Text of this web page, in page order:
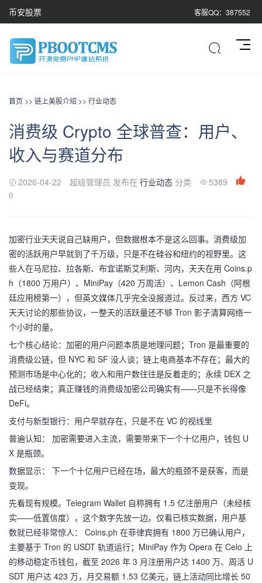
币安股票 客服QQ：387552
首页 >> 链上美股介绍 >> 行业动态
消费级 Crypto 全球普查：用户、
收入与赛道分布
2026-04-22 超级管理员 发布在 行业动态 分类 5389
0
加密行业天天说自己缺用户，但数据根本不是这么回事。消费级加
密的活跃用户早就到了千万级，只是不在硅谷和纽约的视野里。这
些人在马尼拉、拉各斯、布宜诺斯艾利斯、河内，天天在用 Coins.p
h（1800 万用户）、MiniPay（420 万周活）、Lemon Cash（阿根
廷应用榜第一），但英文媒体几乎完全没报道过。反过来，西方 VC
天天讨论的那些协议，一整天的活跃量还不够 Tron 影子清算网络一
个小时的量。
七个核心结论：加密的用户问题本质是地理问题；Tron 是最重要的
消费级公链，但 NYC 和 SF 没人谈；链上电商基本不存在；最大的
预测市场是中心化的；收入和用户数往往是反着走的；永续 DEX 之
战已经结束；真正赚钱的消费级加密公司确实有——只是不长得像
DeFi。
支付与新型银行：用户早就存在，只是不在 VC 的视线里
普遍认知： 加密需要进入主流，需要带来下一个十亿用户，钱包 U
X 是瓶颈。
数据显示： 下一个十亿用户已经在场，最大的瓶颈不是获客，而是
变现。
先看现有规模。Telegram Wallet 自称拥有 1.5 亿注册用户（未经核
实——低置信度），这个数字先放一边。仅看已核实数据，用户基
数就已经非常惊人： Coins.ph 在菲律宾拥有 1800 万已确认用户，
主要基于 Tron 的 USDT 轨道运行；MiniPay 作为 Opera 在 Celo 上
的移动稳定币钱包，截至 2026 年 3 月注册用户达 1400 万、周活 U
SDT 用户达 423 万，月交易额 1.53 亿美元，链上活动同比增长 50